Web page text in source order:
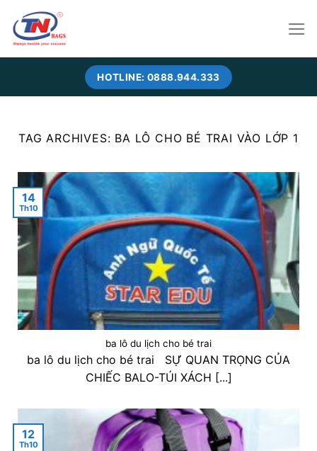
content
HOTLINE: 0888.944.333
TAG ARCHIVES: BA LÔ CHO BÉ TRAI VÀO LỚP 1
ba lô du lịch cho bé trai
ba lô du lịch cho bé trai SỰ QUAN TRỌNG CỦA
CHIẾC BALO-TÚI XÁCH [...]
14
Th10
12
Th10